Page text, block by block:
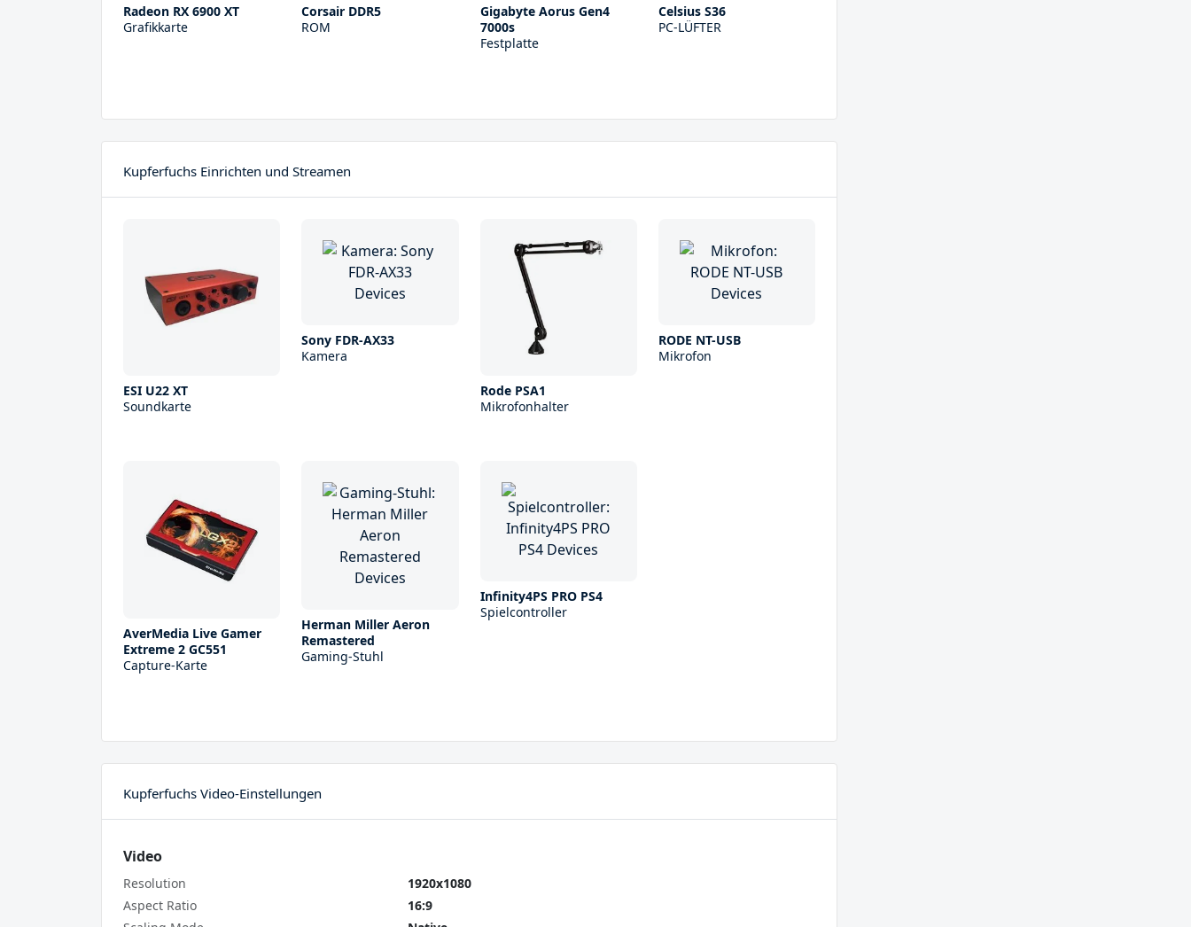
Radeon RX 6900 XT
Grafikkarte
Corsair DDR5
ROM
Gigabyte Aorus Gen4
7000s
Festplatte
Celsius S36
PC-LÜFTER
Kupferfuchs Einrichten und Streamen
ESI U22 XT
Soundkarte
Sony FDR-AX33
Kamera
Rode PSA1
Mikrofonhalter
RODE NT-USB
Mikrofon
AverMedia Live Gamer
Extreme 2 GC551
Capture-Karte
Herman Miller Aeron
Remastered
Gaming-Stuhl
Infinity4PS PRO PS4
Spielcontroller
Kupferfuchs Video-Einstellungen
Video
Resolution
1920x1080
Aspect Ratio
16:9